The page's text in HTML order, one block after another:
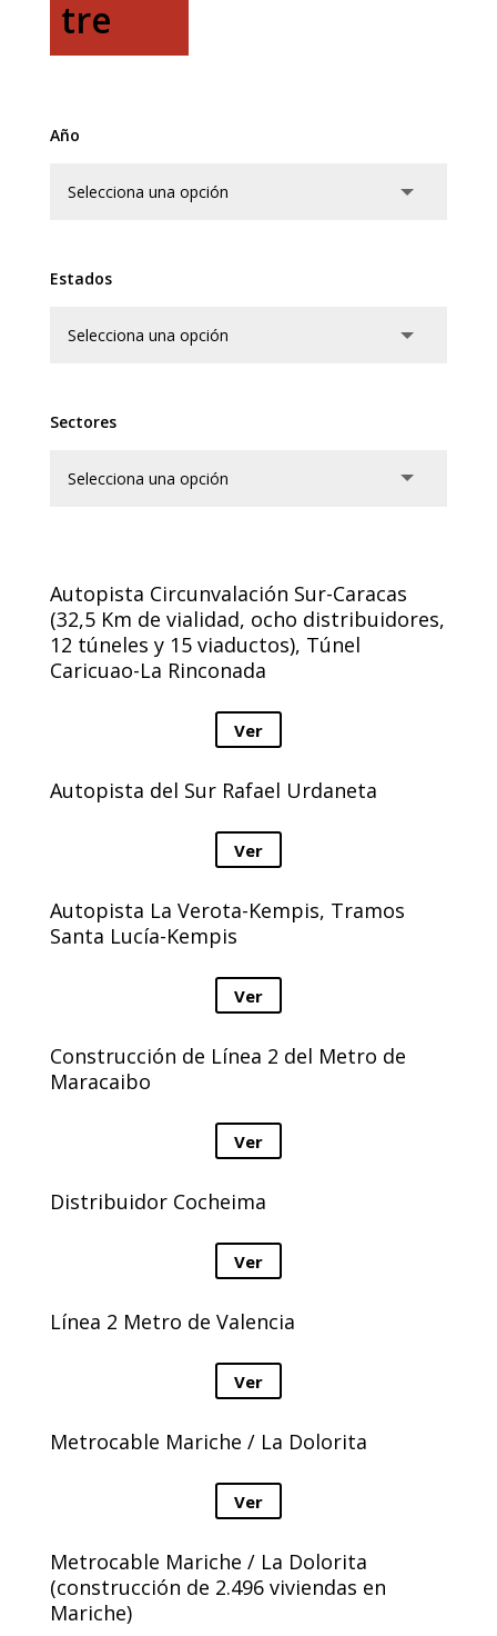
tre
Año
Estados
Sectores
Autopista Circunvalación Sur-Caracas
(32,5 Km de vialidad, ocho distribuidores,
12 túneles y 15 viaductos), Túnel
Caricuao-La Rinconada
Ver
Autopista del Sur Rafael Urdaneta
Ver
Autopista La Verota-Kempis, Tramos
Santa Lucía-Kempis
Ver
Construcción de Línea 2 del Metro de
Maracaibo
Ver
Distribuidor Cocheima
Ver
Línea 2 Metro de Valencia
Ver
Metrocable Mariche / La Dolorita
Ver
Metrocable Mariche / La Dolorita
(construcción de 2.496 viviendas en
Mariche)